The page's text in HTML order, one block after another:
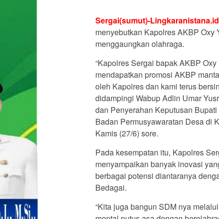
Sergai(sumut)-
menyebutkan Kapolres AKBP Oxy
menggaungkan olahraga.
“Kapolres Sergai bapak AKBP
mendapatkan promosi AKBP
oleh Kapolres dan kami terus
didampingi Wabup Adlin Umar
dan Penyerahan Keputusan
Badan Permusyawaratan Desa di
Kamis (27/6) sore.
Pada kesempatan itu, Kapolres
menyampaikan banyak inovasi
berbagai potensi diantaranya
Bedagai.
“Kita juga bangun SDM nya